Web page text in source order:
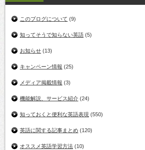
このブログについて (9)
知ってそうで知らない英語 (5)
お知らせ (13)
キャンペーン情報 (25)
メディア掲載情報 (3)
機能解説、サービス紹介 (24)
知っておくと便利な英語表現 (550)
英語に関する記事まとめ (120)
オススメ英語学習方法 (10)